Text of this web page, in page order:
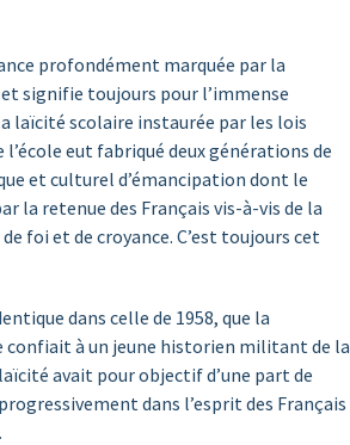
profondément marquée par la
signifie toujours pour l’immense
laïcité scolaire instaurée par les lois
eut fabriqué deux générations de
et culturel d’émancipation dont le
la retenue des Français vis-à-vis de la
foi et de croyance. C’est toujours cet
dans celle de 1958, que la
confiait à un jeune historien militant de la
avait pour objectif d’une part de
dans l’esprit des Français